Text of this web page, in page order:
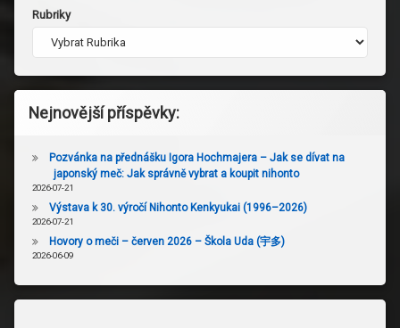
Rubriky
Nejnovější příspěvky:
Pozvánka na přednášku Igora Hochmajera – Jak se dívat na
japonský meč: Jak správně vybrat a koupit nihonto
2026-07-21
Výstava k 30. výročí Nihonto Kenkyukai (1996–2026)
2026-07-21
Hovory o meči – červen 2026 – Škola Uda (宇多)
2026-06-09